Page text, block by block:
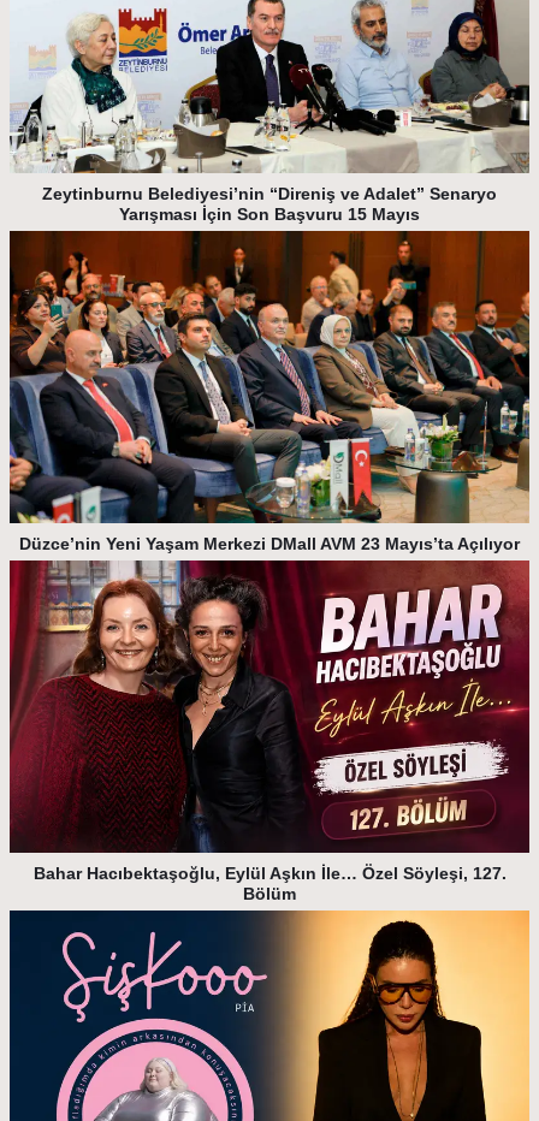
Zeytinburnu Belediyesi’nin “Direniş ve Adalet” Senaryo
Yarışması İçin Son Başvuru 15 Mayıs
Düzce’nin Yeni Yaşam Merkezi DMall AVM 23 Mayıs’ta Açılıyor
Bahar Hacıbektaşoğlu, Eylül Aşkın İle… Özel Söyleşi, 127.
Bölüm